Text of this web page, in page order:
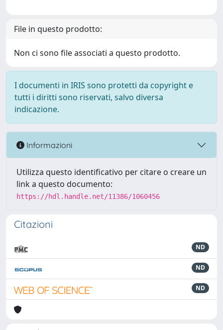
File in questo prodotto:
Non ci sono file associati a questo prodotto.
I documenti in IRIS sono protetti da copyright e
tutti i diritti sono riservati, salvo diversa
indicazione.
Informazioni
Utilizza questo identificativo per citare o creare un
link a questo documento:
https://hdl.handle.net/11386/1060456
Citazioni
ND
ND
ND